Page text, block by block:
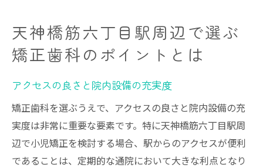
予約の取りやすさと診療時間の柔軟性
お子様の将来を考える矯正歯科選びの秘訣
小児矯正の開始時期と適切なタイミング
矯正治療における家族のサポートの重要性
治療中の痛みや不快感に対応するにはまず
装置の特徴を知る
天神橋筋六丁目駅周辺で選ぶ
矯正歯科のポイントとは
アクセスの良さと院内設備の充実度
矯正歯科を選ぶうえで、アクセスの良さと院内設備の充
実度は非常に重要な要素です。特に天神橋筋六丁目駅周
辺で小児矯正を検討する場合、駅からのアクセスが便利
であることは、定期的な通院において大きな利点となり